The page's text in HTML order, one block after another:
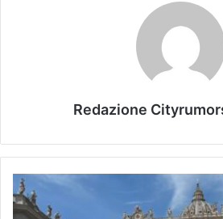
Redazione